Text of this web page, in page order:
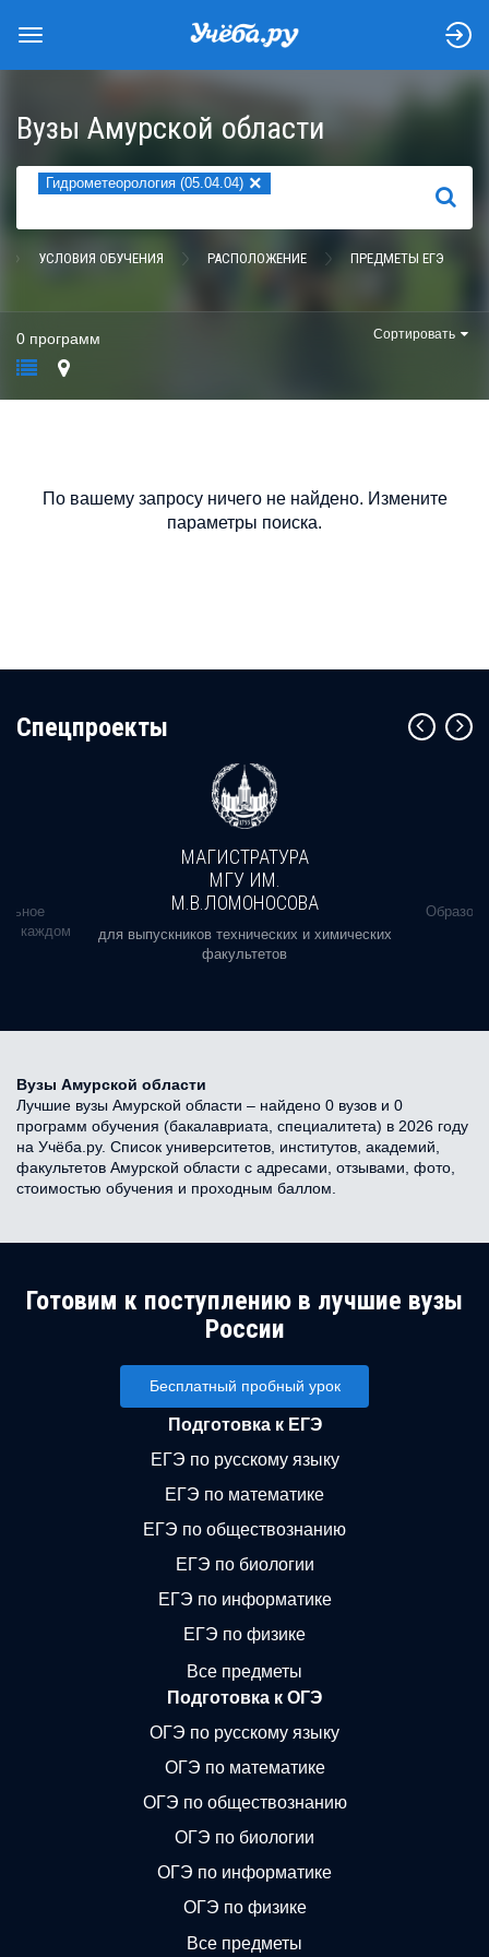
Вузы Амурской области
Гидрометеорология (05.04.04) ×
НАЙТИ
УСЛОВИЯ ОБУЧЕНИЯ РАСПОЛОЖЕНИЕ ПРЕДМЕТЫ ЕГЭ
0 программ Сортировать
По вашему запросу ничего не найдено. Измените
параметры поиска.
Cпецпроекты
в каждом
МАГИСТРАТУРА
МГУ ИМ.
М.В.ЛОМОНОСОВА
для выпускников технических и химических
факультетов
Вузы Амурской области
Лучшие вузы Амурской области – найдено 0 вузов и 0
программ обучения (бакалавриата, специалитета) в 2026 году
на Учёба.ру. Список университетов, институтов, академий,
факультетов Амурской области с адресами, отзывами, фото,
стоимостью обучения и проходным баллом.
Готовим к поступлению в лучшие вузы
России
Бесплатный пробный урок
Подготовка к ЕГЭ
ЕГЭ по русскому языку
ЕГЭ по математике
ЕГЭ по обществознанию
ЕГЭ по биологии
ЕГЭ по информатике
ЕГЭ по физике
Все предметы
Подготовка к ОГЭ
ОГЭ по русскому языку
ОГЭ по математике
ОГЭ по обществознанию
ОГЭ по биологии
ОГЭ по информатике
ОГЭ по физике
Все предметы